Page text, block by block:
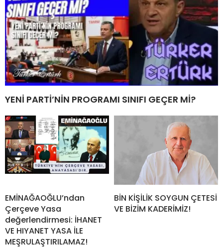
YENİ PARTİ’NİN PROGRAMI SINIFI GEÇER Mİ?
EMİNAĞAOĞLU’ndan
Çerçeve Yasa
değerlendirmesi: İHANET
VE HIYANET YASA İLE
MEŞRULAŞTIRILAMAZ!
BİN KİŞİLİK SOYGUN ÇETESİ
VE BİZİM KADERİMİZ!